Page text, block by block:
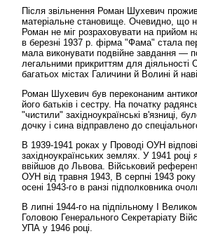
Після звільнення Роман Шухевич
матеріальне становище. Очевидно, що
Роман не міг розраховувати на прийом
в березні 1937 р. фірма "Фама" стала
мала виконувати подвійне завдання —
легальними прикриттям для
багатьох містах Галичини й Волині й
Роман Шухевич був переконаним
його батьків і сестру. На початку
"чистили" західноукраїнські в'язниці,
дочку і сина відправлено до
В 1939-1941 роках у Проводі ОУН
західноукраїнських землях. У 1941 році
ввійшов до Львова. Військовий
ОУН від травня 1943, В серпні 1943
осені 1943-го в ранзі підполковника
В липні 1944-го на підпільному І
Головою Генерального Секретаріату
УПА у 1946 році.